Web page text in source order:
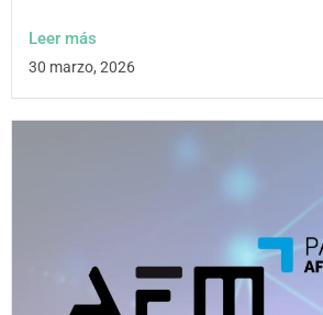
Leer más
30 marzo, 2026